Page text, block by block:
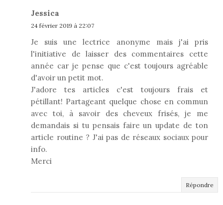
Jessica
24 février 2019 à 22:07
Je suis une lectrice anonyme mais j'ai pris
l'initiative de laisser des commentaires cette
année car je pense que c'est toujours agréable
d'avoir un petit mot.
J'adore tes articles c'est toujours frais et
pétillant! Partageant quelque chose en commun
avec toi, à savoir des cheveux frisés, je me
demandais si tu pensais faire un update de ton
article routine ? J'ai pas de réseaux sociaux pour
info.
Merci
Répondre